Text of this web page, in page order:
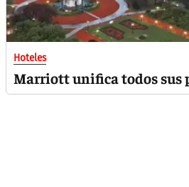
Hoteles
Marriott unifica todos sus